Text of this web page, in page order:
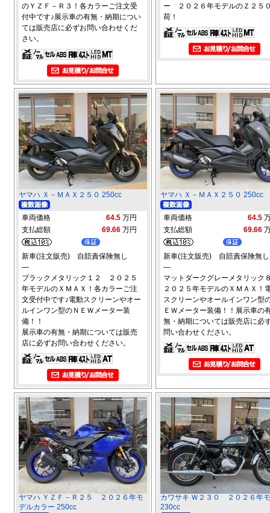
のＹＺＦ－Ｒ３！各カラーご注文受
付中です♪展示車の有無・納期につい
ては販売店に必ずお問い合わせくだ
さい。
ー ２０２６年モデルのＺ２５
荷！
ヤマハ Ｘ－ＭＡＸ２５０ 250cc
車両価格 64.5 万円
支払総額
69.66 万円
新車(注文販売) 自賠責保険無し
―
ブラックメタリック１２ ２０２５
年モデルのＸＭＡＸ！各カラーご注
文受付中です♪電動スクリーンやオー
ルインワン型のＮＥＷメーター装
備！！
展示車の有無・納期については販売
店に必ずお問い合わせください。
ヤマハ Ｘ－ＭＡＸ２５０ 250cc
車両価格 64.5
支払総額
69.66
新車(注文販売) 自賠責保険無し
―
マットダークグレーメタリッ
２０２５年モデルのＸＭＡＸ！
スクリーンやオールインワン型
ＥＷメーター装備！！展示車の
無・納期については販売店に必
問い合わせください。
ヤマハ ＹＺＦ－Ｒ２５ ２０２６年モ
デルカラー 250cc
カワサキ Ｗ２３０ ２０２６年
230cc